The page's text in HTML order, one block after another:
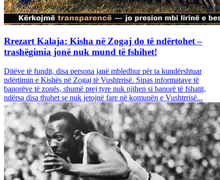
Rrezart Kalaja: Kisha në Zogaj do të ndërtohet –
trashëgimia jonë nuk mund të fshihet!
Ditëve të fundit, disa persona janë mbledhur për ta kundërshtuar
ndërtimin e Kishës në Zogaj të Vushtrrisë. Sipas informatave të
banorëve të zonës, shumë prej tyre nuk njihen si banorë të fshatit,
ndërsa disa thuhet se nuk jetojnë fare në komunën e Vushtrrisë...